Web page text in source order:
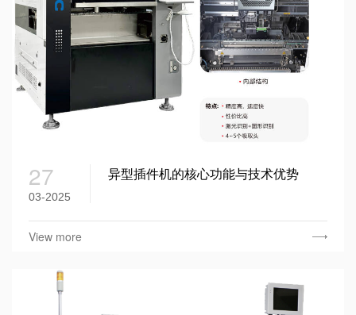
27
03-2025
异型插件机的核心功能与技术优势
View more